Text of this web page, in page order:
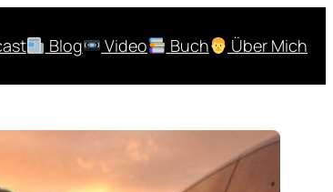
Blog Video Buch Über Mich